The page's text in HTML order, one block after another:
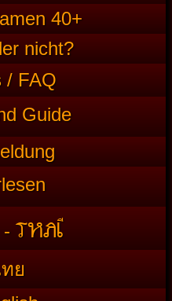
40+
nicht?
FAQ
Guide
- THAI
ย